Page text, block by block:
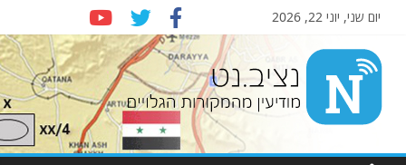
יום שני, יוני 22, 2026
Nziv.net
מודיעין
מהמקורות